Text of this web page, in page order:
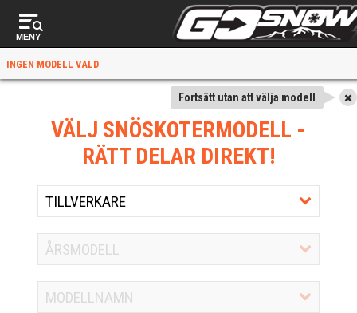
MENY
INGEN MODELL VALD
Fortsätt utan att välja modell
VÄLJ SNÖSKOTERMODELL -
RÄTT DELAR DIREKT!